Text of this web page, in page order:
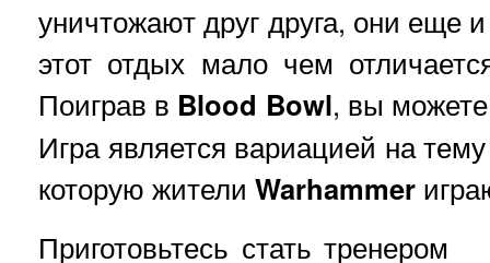
уничтожают друг друга, они еще
этот отдых мало чем
Поиграв в Blood Bowl, вы
Игра является вариацией на
которую жители Warhammer
Приготовьтесь стать тренером